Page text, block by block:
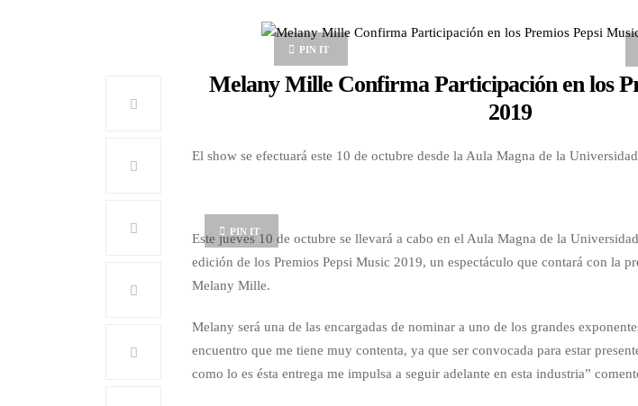
PIN IT
Melany Mille Confirma Participación en los
2019
El show se efectuará este 10 de octubre desde la Aula Magna de la
PIN IT
Este jueves 10 de octubre se llevará a cabo en el Aula Magna de la
edición de los Premios Pepsi Music 2019, un espectáculo que contará con la
Melany Mille.
Melany será una de las encargadas de nominar a uno de los grandes
encuentro que me tiene muy contenta, ya que ser convocada para estar
como lo es ésta entrega me impulsa a seguir adelante en esta industria”